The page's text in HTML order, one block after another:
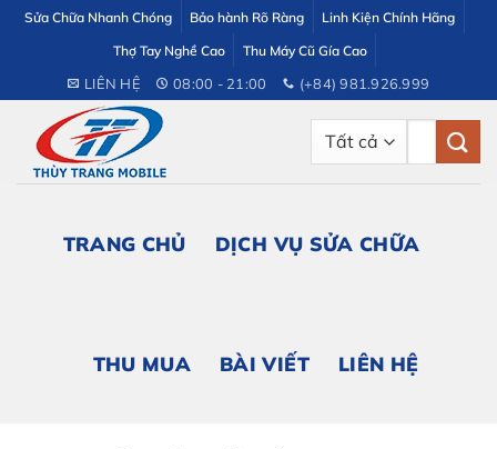
dung
Sửa Chữa Nhanh Chóng Bảo hành Rõ Ràng
Linh Kiện Chính Hãng
Thợ Tay Nghề Cao
Thu Máy Cũ Gía Cao
LIÊN HỆ 08:00 - 21:00 (+84) 981.926.999
TRANG CHỦ DỊCH VỤ SỬA CHỮA
THU MUA BÀI VIẾT LIÊN HỆ